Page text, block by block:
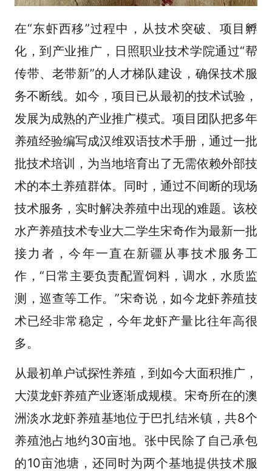
在“东虾西移”过程中，从技术突破、项目孵
化，到产业推广，日照职业技术学院通过“帮
传带、老带新”的人才梯队建设，确保技术服
务不断线。如今，项目已从最初的技术试验，
发展为成熟的产业推广模式。项目团队把多年
养殖经验编写成汉维双语技术手册，通过一批
批技术培训，为当地培育出了无需依赖外部技
术的本土养殖群体。同时，通过不间断的现场
技术服务，实时解决养殖中出现的难题。该校
水产养殖技术专业大二学生宋奇作为最新一批
接力者，今年一直在新疆从事技术服务工
作，“日常主要负责配置饲料，调水，水质监
测，巡查等工作。”宋奇说，如今龙虾养殖技
术已经非常稳定，今年龙虾产量比往年高很
多。
从最初单户试探性养殖，到如今大面积推广，
大漠龙虾养殖产业逐渐成规模。宋奇所在的澳
洲淡水龙虾养殖基地位于巴扎结米镇，共8个
养殖池占地约30亩地。张中民除了自己承包
的10亩池塘，还同时为两个基地提供技术服